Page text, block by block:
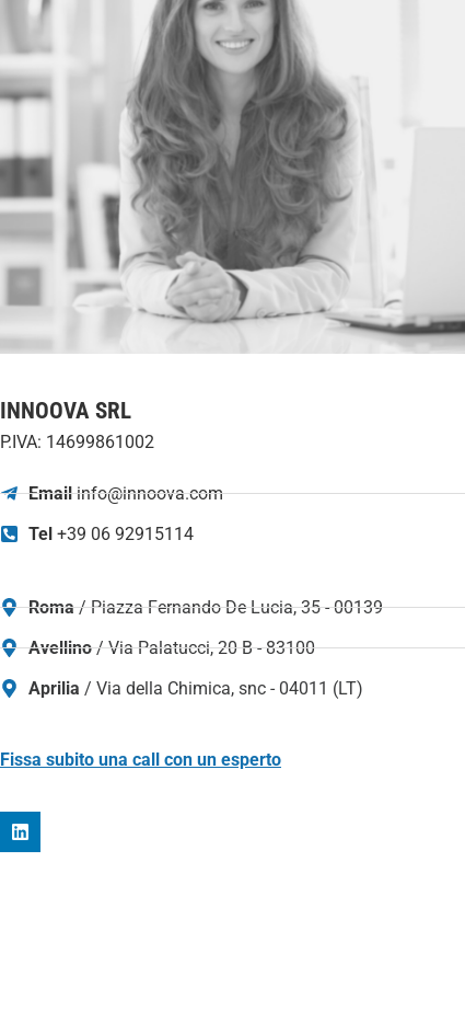
INNOOVA SRL
P.IVA: 14699861002
Emailinfo@innoova.com
Tel +39 06 92915114
Roma/ Piazza Fernando De Lucia, 35 - 00139
Avellino/ Via Palatucci, 20 B - 83100
Aprilia / Via della Chimica, snc - 04011 (LT)
Fissa subito una call con un esperto